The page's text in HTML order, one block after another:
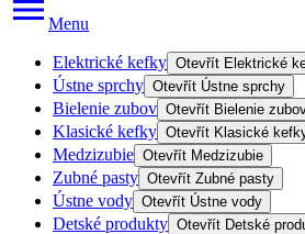
Menu
Elektrické kefky Otevřít Elektrické
Ústne sprchy Otevřít Ústne sprchy
Bielenie zubov Otevřít Bielenie
Klasické kefky Otevřít Klasické
Medzizubie Otevřít Medzizubie
Zubné pasty Otevřít Zubné pasty
Ústne vody Otevřít Ústne vody
Detské produkty Otevřít Detské